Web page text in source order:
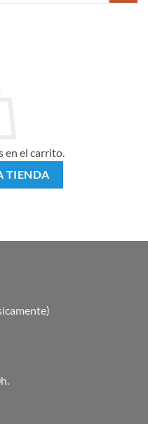
en el carrito.
TIENDA